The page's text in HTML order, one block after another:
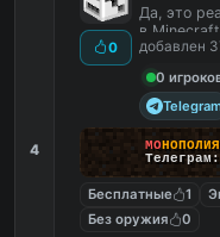
4
0
Да, это
в
добавлен
0
МОНОПОЛИЯ
Бесплатные 1
Без оружия
0